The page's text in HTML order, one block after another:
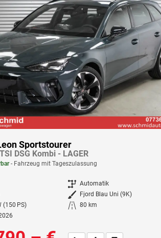
Sportstourer
DSG Kombi - LAGER
Fahrzeug mit Tageszulassung
Getriebe Automatik
Außenfarbe
Fjord Blau Uni (9K)
(150 PS) Kilometerstand 80 km